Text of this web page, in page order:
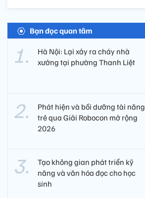
Bạn đọc quan tâm
Hà Nội: Lại xảy ra cháy nhà
xưởng tại phường Thanh Liệt
Phát hiện và bồi dưỡng tài năng
trẻ qua Giải Robocon mở rộng
2026
Tạo không gian phát triển kỹ
năng và văn hóa đọc cho học
sinh